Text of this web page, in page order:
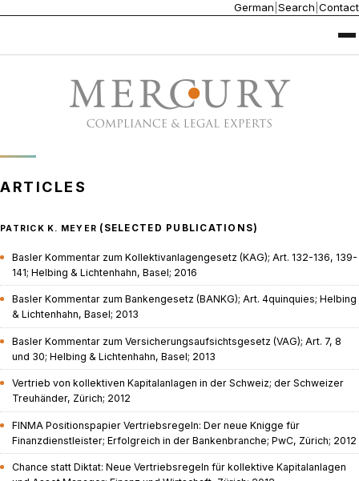
German Search Contact
ARTICLES
PATRICK K. MEYER (SELECTED PUBLICATIONS)
Basler Kommentar zum Kollektivanlagengesetz (KAG); Art. 132-136, 139-
141; Helbing & Lichtenhahn, Basel; 2016
Basler Kommentar zum Bankengesetz (BANKG); Art. 4quinquies; Helbing
& Lichtenhahn, Basel; 2013
Basler Kommentar zum Versicherungsaufsichtsgesetz (VAG); Art. 7, 8
und 30; Helbing & Lichtenhahn, Basel; 2013
Vertrieb von kollektiven Kapitalanlagen in der Schweiz; der Schweizer
Treuhänder, Zürich; 2012
FINMA Positionspapier Vertriebsregeln: Der neue Knigge für
Finanzdienstleister; Erfolgreich in der Bankenbranche; PwC, Zürich; 2012
Chance statt Diktat: Neue Vertriebsregeln für kollektive Kapitalanlagen